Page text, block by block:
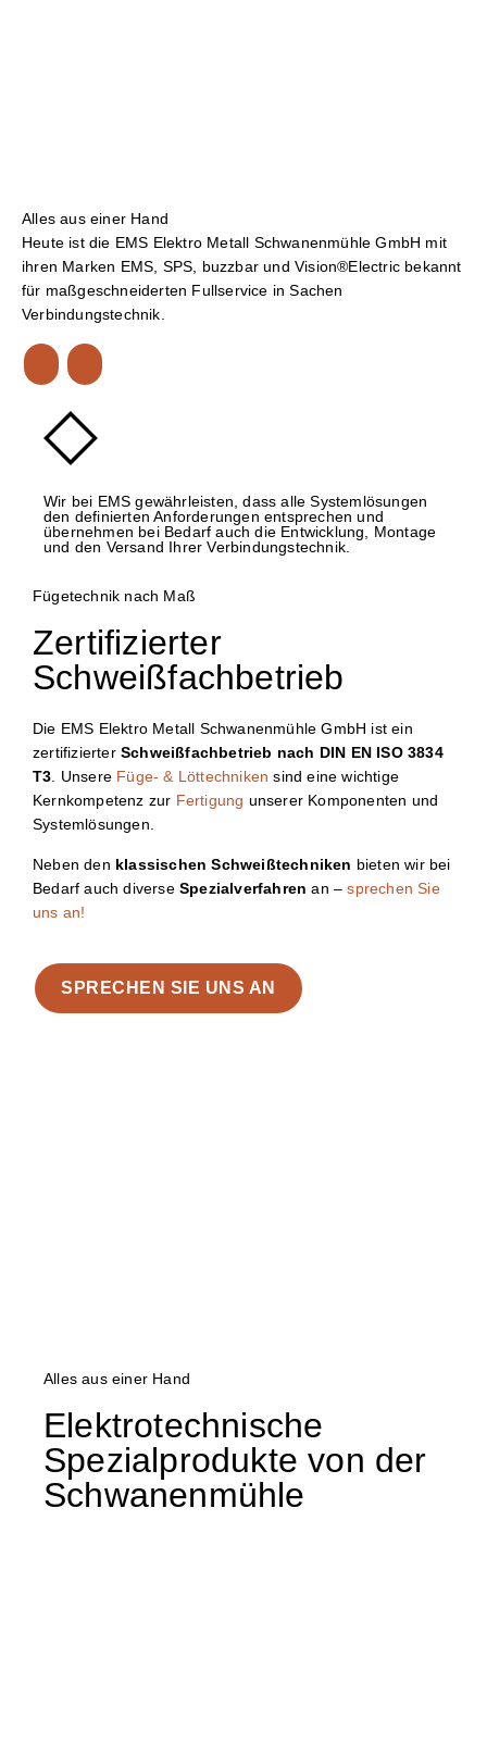
Alles aus einer Hand
Heute ist die EMS Elektro Metall Schwanenmühle GmbH mit
ihren Marken EMS, SPS, buzzbar und Vision®Electric bekannt
für maßgeschneiderten Fullservice in Sachen
Verbindungstechnik.
Wir bei EMS gewährleisten, dass alle Systemlösungen
den definierten Anforderungen entsprechen und
übernehmen bei Bedarf auch die Entwicklung, Montage
und den Versand Ihrer Verbindungstechnik.
Fügetechnik nach Maß
Zertifizierter
Schweißfachbetrieb
Die EMS Elektro Metall Schwanenmühle GmbH ist ein
zertifizierter Schweißfachbetrieb nach DIN EN ISO 3834
T3. Unsere Füge- & Löttechniken sind eine wichtige
Kernkompetenz zur Fertigung unserer Komponenten und
Systemlösungen.
Neben den klassischen Schweißtechniken bieten wir bei
Bedarf auch diverse Spezialverfahrenan –sprechen Sie
uns an!
SPRECHEN SIE UNS AN
Alles aus einer Hand
Elektrotechnische
Spezialprodukte von der
Schwanenmühle